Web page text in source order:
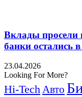
Вклады просели
банки остались
23.04.2026
Looking For More?
Hi-Tech Авто